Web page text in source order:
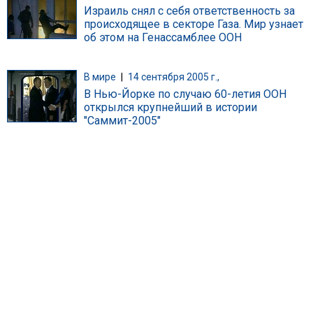
Израиль снял с себя ответственность за
происходящее в секторе Газа. Мир узнает
об этом на Генассамблее ООН
В мире 14 сентября 2005 г.,
В Нью-Йорке по случаю 60-летия ООН
открылся крупнейший в истории
"Саммит-2005"